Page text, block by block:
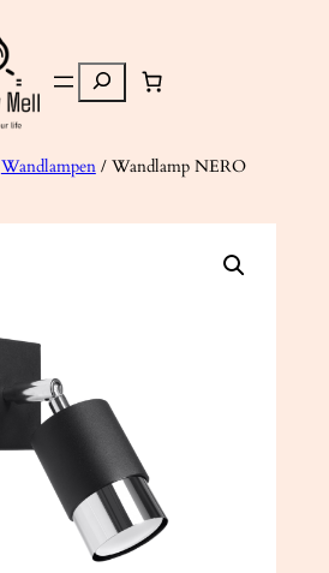
Zoeken
Wandlampen/ Wandlamp NERO